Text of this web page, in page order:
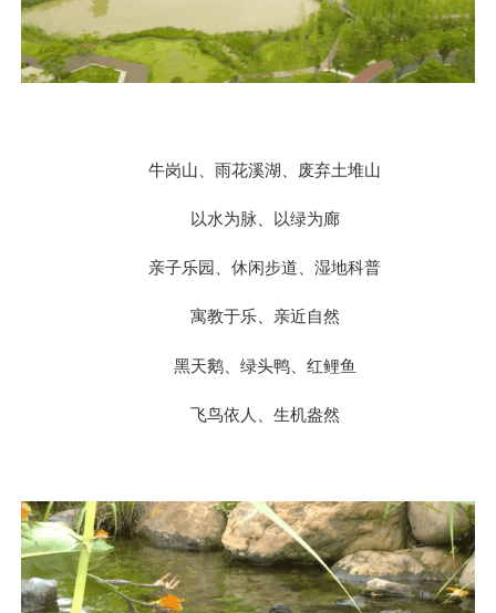
牛岗山、雨花溪湖、废弃土堆山
以水为脉、以绿为廊
亲子乐园、休闲步道、湿地科普
寓教于乐、亲近自然
黑天鹅、绿头鸭、红鲤鱼
飞鸟依人、生机盎然